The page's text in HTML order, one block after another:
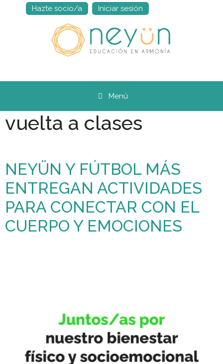
Hazte socio/a Iniciar sesión
Menú
vuelta a clases
NEYÜN Y FÚTBOL MÁS
ENTREGAN ACTIVIDADES
PARA CONECTAR CON EL
CUERPO Y EMOCIONES